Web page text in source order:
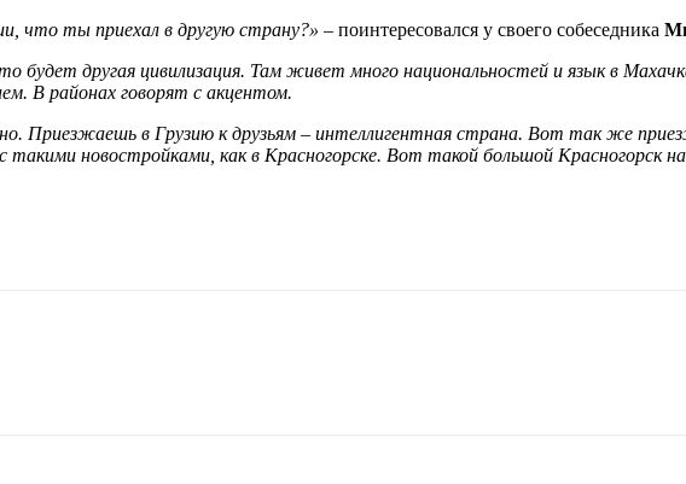
что ты приехал в другую страну?» – поинтересовался у своего собеседника
будет другая цивилизация. Там живет много национальностей и язык в
В районах говорят с акцентом.
Приезжаешь в Грузию к друзьям – интеллигентная страна. Вот так же
новостройками, как в Красногорске. Вот такой большой Красногорск